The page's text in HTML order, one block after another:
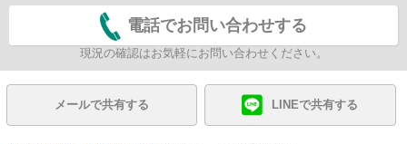
電話でお問い合わせする
現況の確認はお気軽にお問い合わせください。
メールで共有する LINEで共有する